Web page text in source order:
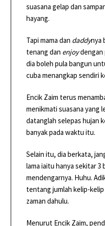
suasana gelap dan
hayang.
Tapi mama dan daddynya
tenang dan enjoydengan
dia boleh pula bangun
cuba menangkap sendiri
Encik Zaim terus
menikmati suasana yang
datanglah selepas hujan
banyak pada waktu itu.
Selain itu, dia berkata,
lama iaitu hanya sekitar 3
mendengarnya. Huhu.
tentang jumlah kelip-
zaman dahulu.
Menurut Encik Zaim,